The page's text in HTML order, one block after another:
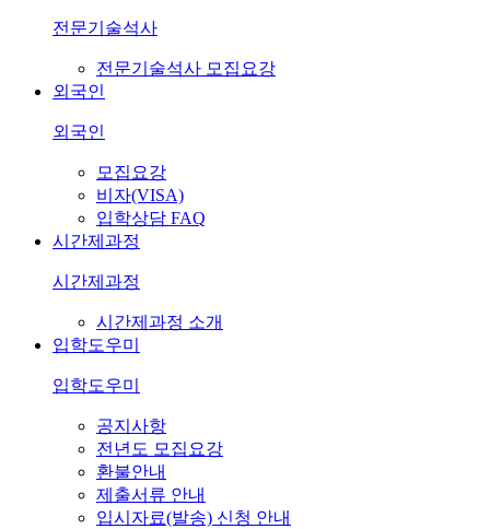
전문기술석사
전문기술석사 모집요강
외국인
외국인
모집요강
비자(VISA)
입학상담 FAQ
시간제과정
시간제과정
시간제과정 소개
입학도우미
입학도우미
공지사항
전년도 모집요강
환불안내
제출서류 안내
입시자료(발송) 신청 안내